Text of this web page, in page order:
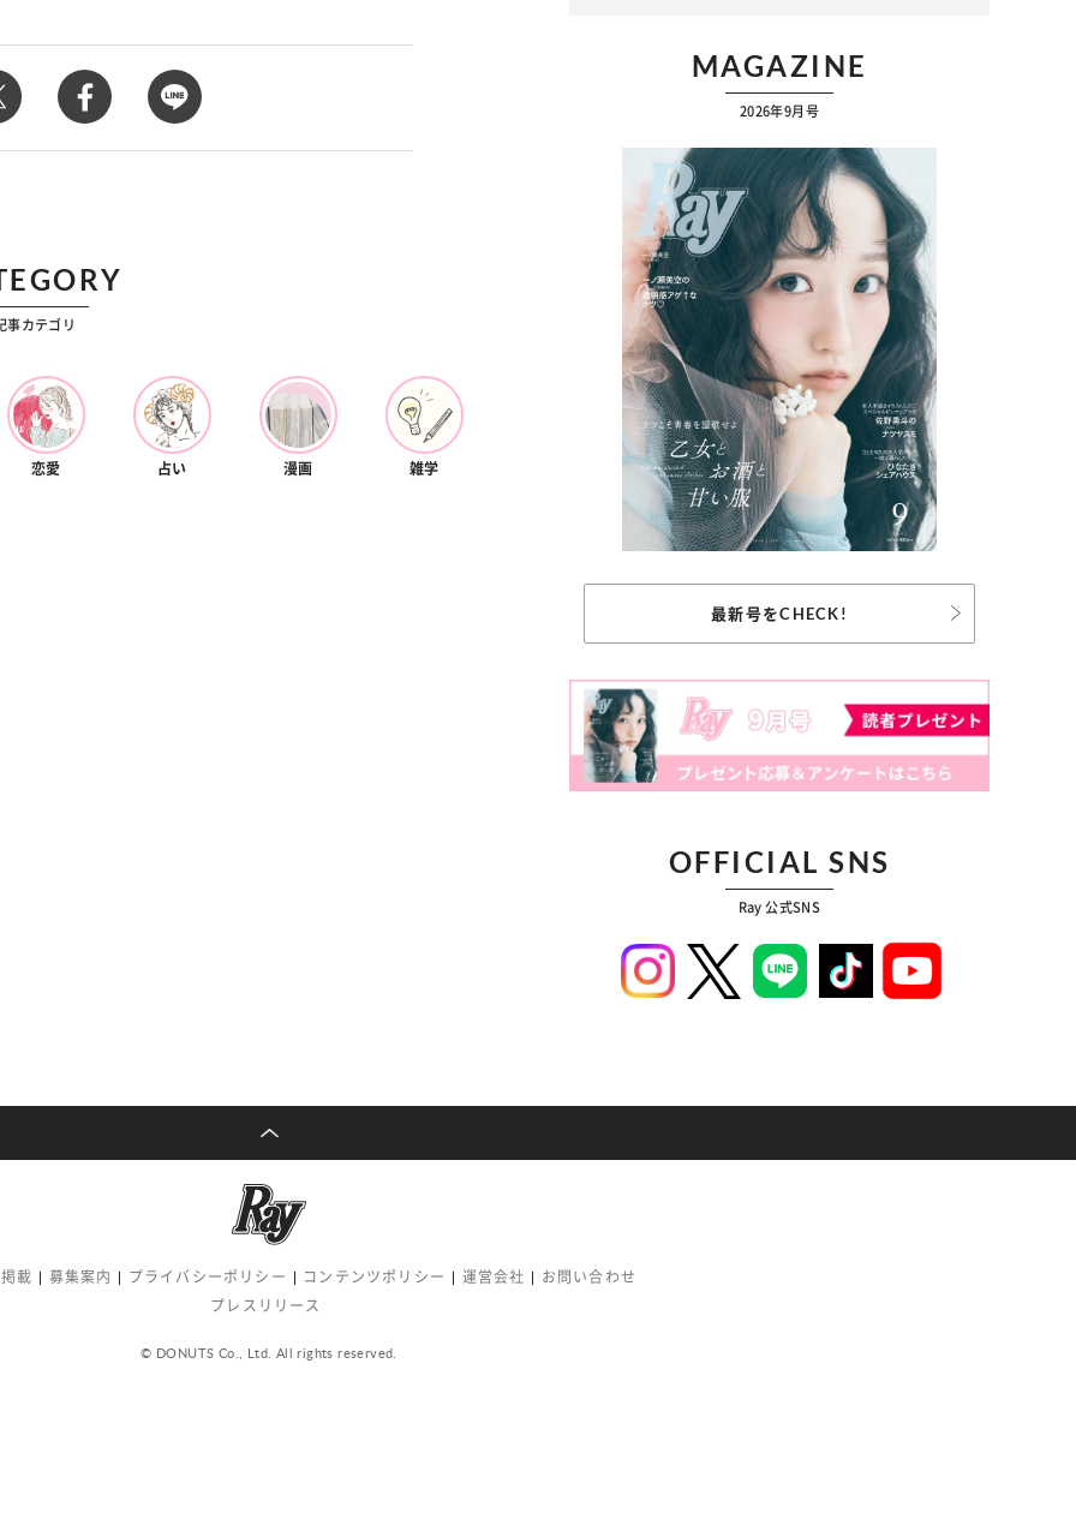
MAGAZINE
2026年9月号
最新号をCHECK!
OFFICIAL SNS
Ray 公式SNS
事カテゴリ
恋愛 占い 漫画 雑学
載 募集案内 プライバシーポリシー コンテンツポリシー 運営会社
お問い合わせ
プレスリリース
© DONUTS Co., Ltd. All rights reserved.